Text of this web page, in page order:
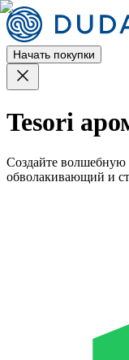
Начать покупки
Tesori
Создайте волшебную
обволакивающий и